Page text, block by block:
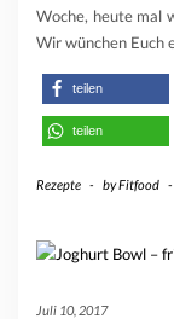
Woche, heute mal
Wir wünchen Euch
teilen
teilen
Rezepte - byFitfood -
Juli 10, 2017